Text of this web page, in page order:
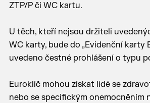
ZTP/P či WC kartu.
U těch, kteří nejsou držiteli
WC karty, bude do „Evidenční karty
uvedeno čestné prohlášení o typu
Euroklíč mohou získat lidé se
nebo se specifickým onemocněním